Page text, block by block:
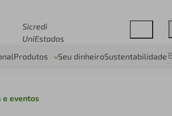
Sicredi
UniEstados
Produtos Seu dinheiroSustentabilidade
e eventos